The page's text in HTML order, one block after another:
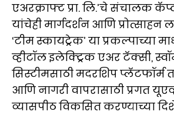
एअरक्राफ्ट प्रा. लि.’चे संचालक
यांचेही मार्गदर्शन आणि प्रोत्साहन
‘टीम स्कायट्रेक’ या प्रकल्पाच्या
व्हीटॉल इलेक्ट्रिक एअर टॅक्सी,
सिस्टीमसाठी मदरशिप प्लॅटफॉर्म
आणि नागरी वापरासाठी प्रगत
व्यासपीठ विकसित करण्याच्या